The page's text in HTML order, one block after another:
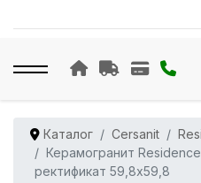
Каталог Cersanit
Керамогранит
ректификат 59,8x59,8